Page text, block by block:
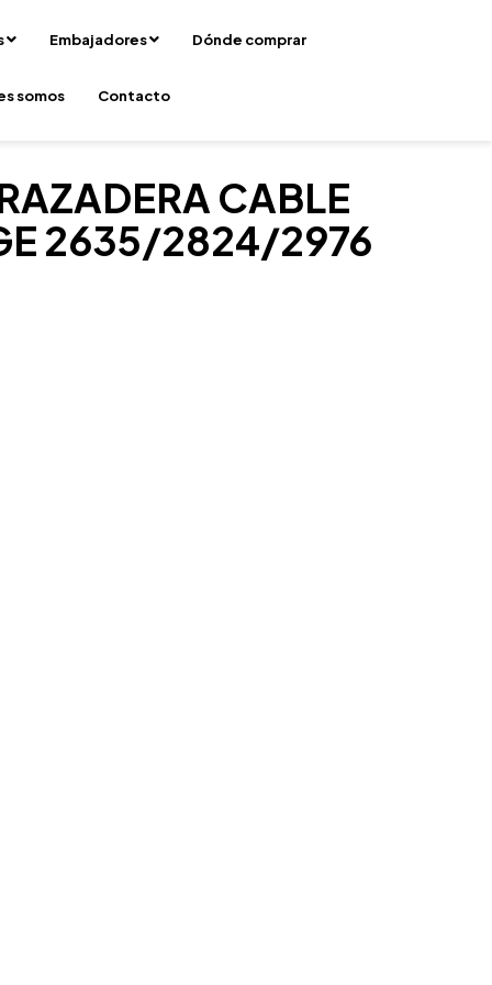
Embajadores Dónde comprar
somos Contacto
CABLE
2635/2824/2976